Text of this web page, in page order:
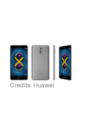
Credits: Huawei